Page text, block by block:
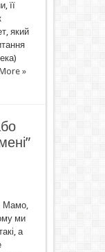
її
який
»
Мамо,
ми
а